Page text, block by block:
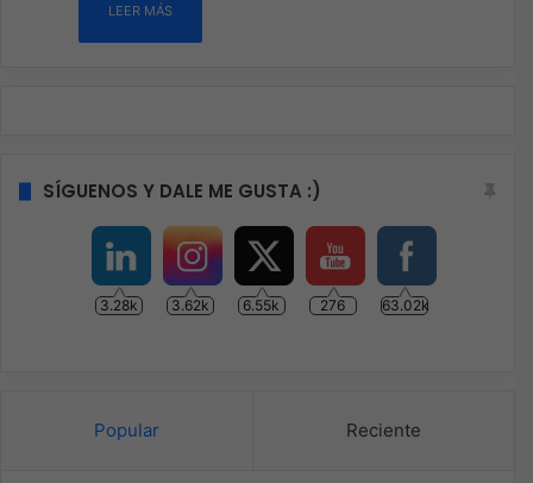
LEER MÁS
SÍGUENOS Y DALE ME GUSTA :)
3.28k 3.62k 6.55k 276 63.02k
Popular Reciente